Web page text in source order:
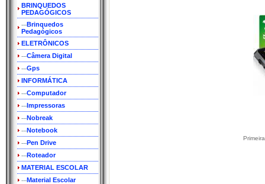
BRINQUEDOS
PEDAGÓGICOS
---Brinquedos
Pedagógicos
ELETRÔNICOS
---Câmera Digital
---Gps
INFORMÁTICA
---Computador
---Impressoras
---Nobreak
---Notebook
---Pen Drive
---Roteador
MATERIAL ESCOLAR
---Material Escolar